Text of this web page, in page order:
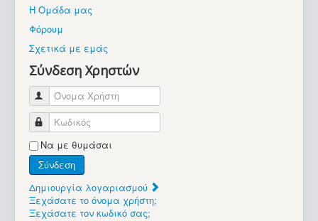
Βρίσκεστε εδώ:
Η Ομάδα μας
Φόρουμ
Σχετικά με εμάς
Σύνδεση Χρηστών
Όνομα Χρήστη
Κωδικός
Να με θυμάσαι
Σύνδεση
Δημιουργία λογαριασμού
Ξεχάσατε το όνομα χρήστη;
Ξεχάσατε τον κωδικό σας;